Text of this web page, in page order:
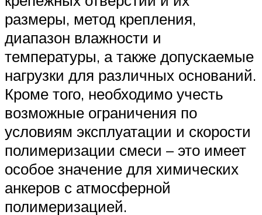
размеры, метод крепления,
диапазон влажности и
температуры, а также допускаемые
нагрузки для различных оснований.
Кроме того, необходимо учесть
возможные ограничения по
условиям эксплуатации и скорости
полимеризации смеси – это имеет
особое значение для химических
анкеров с атмосферной
полимеризацией.